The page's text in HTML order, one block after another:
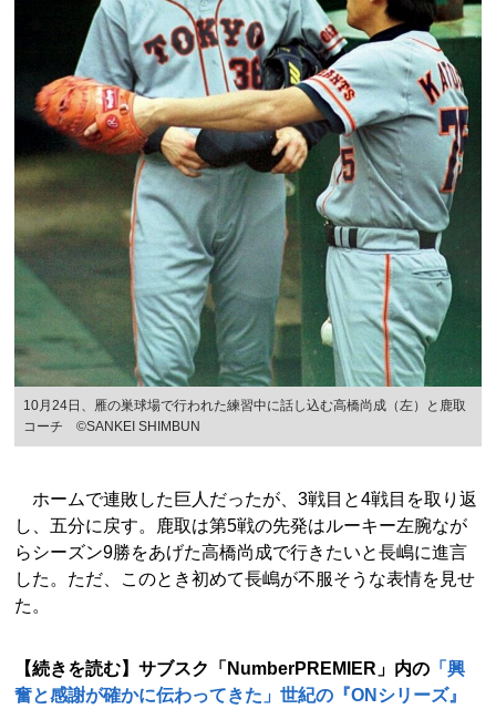
10月24日、雁の巣球場で行われた練習中に話し込む高橋尚成（左）と鹿取
コーチ ©SANKEI SHIMBUN
ホームで連敗した巨人だったが、3戦目と4戦目を取り返
し、五分に戻す。鹿取は第5戦の先発はルーキー左腕なが
らシーズン9勝をあげた高橋尚成で行きたいと長嶋に進言
した。ただ、このとき初めて長嶋が不服そうな表情を見せ
た。
【続きを読む】サブスク「NumberPREMIER」内の 「興
奮と感謝が確かに伝わってきた」世紀の『ONシリーズ』